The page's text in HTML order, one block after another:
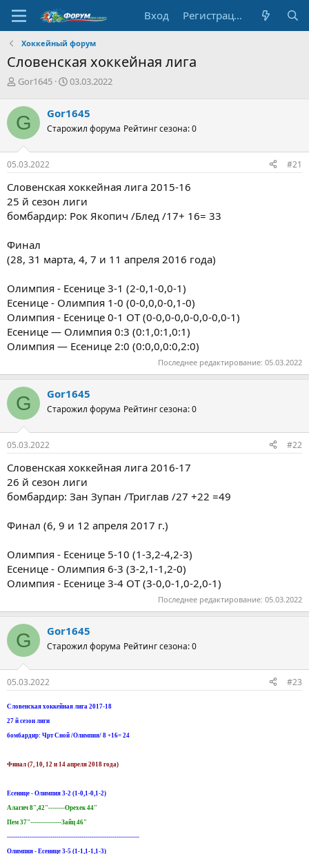
Вход Регистрация
Хоккейный форум
Словенская хоккейная лига
А
т
о
р
т
е
м
Gor1645
Д
а
н
ч
а
03.03.2022
G Gor1645
Старожил форума Рейтинг сезона: 0
05.03.2022 #21
Словенская хоккейная лига 2015-16
25 й сезон лиги
бомбардир: Рок Якопич /Блед /17+ 16= 33
Финал
(28, 31 марта, 4, 7 и 11 апреля 2016 года)
Олимпия - Есенице 3-1 (2-0,1-0,0-1)
Есенице - Олимпия 1-0 (0-0,0,0-0,1-0)
Олимпия - Есенице 0-1 ОТ (0-0,0-0,0-0,0-0,0-1)
Есенице — Олимпия 0:3 (0:1,0:1,0:1)
Олимпия — Есенице 2:0 (0:0,0,0:0,2:0)
Последнее редактирование: 05.03.2022
G Gor1645
Старожил форума Рейтинг сезона: 0
05.03.2022 #22
Словенская хоккейная лига 2016-17
26 й сезон лиги
бомбардир: Зан Зупан /Триглав /27 +22 =49
Финал (6, 9 и 12 апреля 2017 г.)
Олимпия - Есенице 5-10 (1-3,2-4,2-3)
Есенице - Олимпия 6-3 (3-2,1-1,2-0)
Олимпия - Есенице 3-4 ОТ (3-0,0-1,0-2,0-1)
Последнее редактирование: 05.03.2022
G Gor1645
Старожил форума Рейтинг сезона: 0
05.03.2022 #23
Словенская хоккейная лига 2017-18
27 й сезон лиги
бомбардир: Чрт Сной /Олимпия/ 8 +16= 24
Финал (7, 10, 12 и 14 апреля 2018 года)
Есенице - Олимпия 3-2 (1-0,1-0,1-2)
Алагич 8",42"--------Орехек 44"
Пем 37"---------------Зайц 46"
----------------------------------------------------------------
Олимпия - Есенице 3-5 (1-1,1-1,1-3)